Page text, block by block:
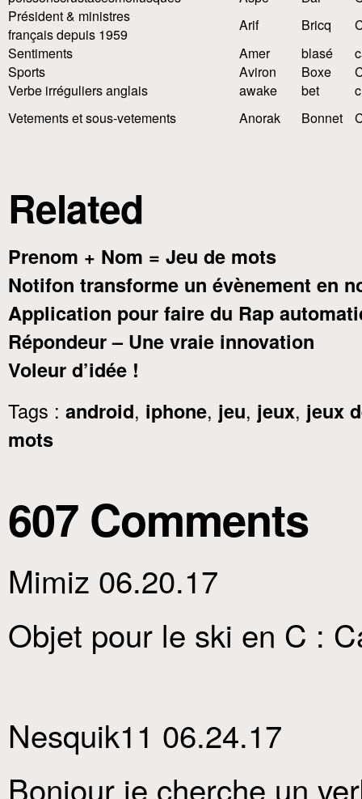
Président & ministres
français depuis 1959
Arif Bricq
Sentiments
Amer blasé
Sports
Aviron Boxe
Verbe irréguliers anglais
awake bet
Vetements et sous-vetements
Anorak Bonnet
Related
Prenom + Nom = Jeu de mots
Notifon transforme un évènement en
Application pour faire du Rap
Répondeur – Une vraie innovation
Voleur d’idée !
Tags : android, iphone, jeu, jeux, jeux
mots
607 Comments
Mimiz 06.20.17
Objet pour le ski en C :
Nesquik11 06.24.17
Bonjour je cherche un